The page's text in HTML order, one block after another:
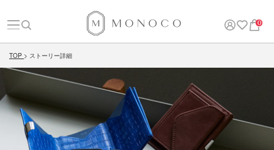
0
TOP ストーリー詳細